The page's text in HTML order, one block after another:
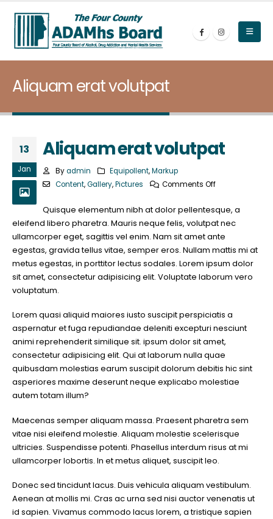
Aliquam erat volutpat
13
Jan
Aliquam erat volutpat
By admin Equipollent,Markup
Content,Gallery,Pictures Comments Offon
erat
volutpat
Quisque elementum nibh at dolor pellentesque, a
eleifend libero pharetra. Mauris neque felis, volutpat nec
ullamcorper eget, sagittis vel enim. Nam sit amet ante
egestas, gravida tellus vitae, semper eros. Nullam mattis mi at
metus egestas, in porttitor lectus sodales. Lorem ipsum dolor
sit amet, consectetur adipisicing elit. Voluptate laborum vero
voluptatum.
Lorem quasi aliquid maiores iusto suscipit perspiciatis a
aspernatur et fuga repudiandae deleniti excepturi nesciunt
animi reprehenderit similique sit. ipsum dolor sit amet,
consectetur adipisicing elit. Qui at laborum nulla quae
quibusdam molestias earum suscipit dolorum debitis hic sint
asperiores maxime deserunt neque explicabo molestiae
autem totam illum?
Maecenas semper aliquam massa. Praesent pharetra sem
vitae nisi eleifend molestie. Aliquam molestie scelerisque
ultricies. Suspendisse potenti. Phasellus interdum risus at mi
ullamcorper lobortis. In et metus aliquet, suscipit leo.
Donec sed tincidunt lacus. Duis vehicula aliquam vestibulum.
Aenean at mollis mi. Cras ac urna sed nisi auctor venenatis ut
id sapien. Vivamus commodo lacus lorem, a tristique sapien